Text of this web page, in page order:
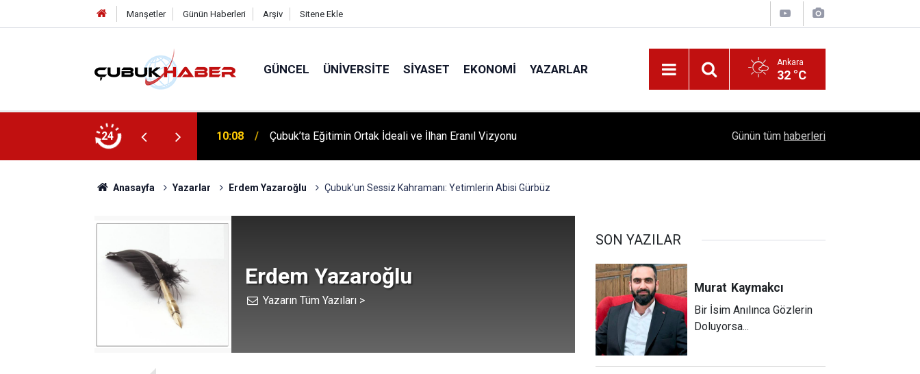
Manşetler Günün Haberleri Arşiv Sitene Ekle
GÜNCEL ÜNIVERSITE SIYASET EKONOMI YAZARLAR Ankara
32 °C
24 10:08 Çubuk’ta Eğitimin Ortak İdeali ve İlhan Eranıl Vizyonu
12:06 ÇUBUK’TA ‘YAZA MERHABA’ COŞKUSU: Kursiyerler Gönüllerince Eğlendi!
1504 Kep, Tek Bir Hedef: Bilim Kenti Çubuk
Günün tüm haberleri
Anasayfa Yazarlar Erdem Yazaroğlu Çubuk’un Sessiz Kahramanı: Yetimlerin Abisi Gürbüz
Erdem Yazaroğlu
Yazarın Tüm Yazıları >
SON YAZILAR
Murat Kaymakcı
Bir İsim Anılınca Gözlerin
Doluyorsa...